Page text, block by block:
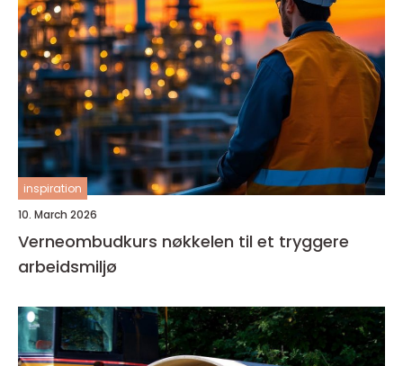
inspiration
10. March 2026
Verneombudkurs nøkkelen til et tryggere
arbeidsmiljø